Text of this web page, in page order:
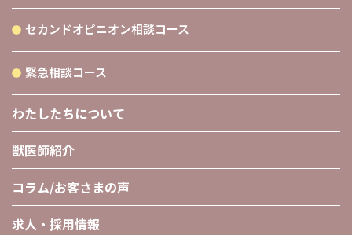
セカンドオピニオン相談コース
緊急相談コース
わたしたちについて
獣医師紹介
コラム/お客さまの声
求人・採用情報